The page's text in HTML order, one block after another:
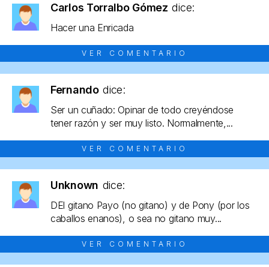
Carlos Torralbo Gómez dice:
Hacer una Enricada
VER COMENTARIO
Fernando dice:
Ser un cuñado: Opinar de todo creyéndose
tener razón y ser muy listo. Normalmente,...
VER COMENTARIO
Unknown dice:
DEl gitano Payo (no gitano) y de Pony (por los
caballos enanos), o sea no gitano muy...
VER COMENTARIO